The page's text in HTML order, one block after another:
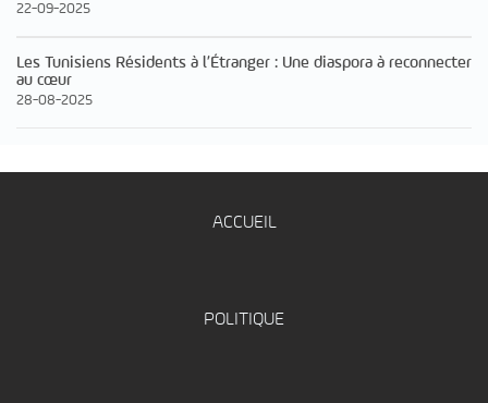
22-09-2025
Les Tunisiens Résidents à l’Étranger : Une diaspora à reconnecter
au cœur
28-08-2025
ACCUEIL
POLITIQUE